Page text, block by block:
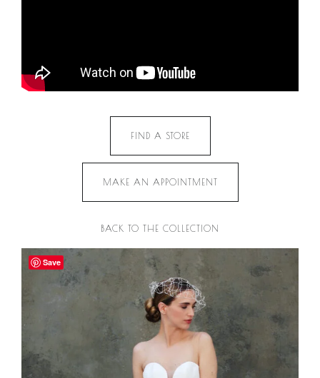
FIND A STORE
MAKE AN APPOINTMENT
BACK TO THE COLLECTION
Save